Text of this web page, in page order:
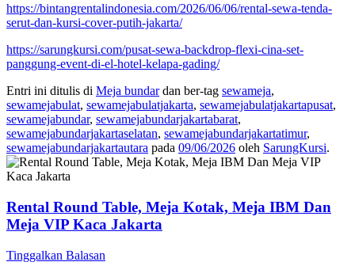
https://bintangrentalindonesia.com/2026/06/06/rental-sewa-tenda-
serut-dan-kursi-cover-putih-jakarta/
https://sarungkursi.com/pusat-sewa-backdrop-flexi-cina-set-
panggung-event-di-el-hotel-kelapa-gading/
Entri ini ditulis di Meja bundardan ber-tag sewameja,
sewamejabulat, sewamejabulatjakarta, sewamejabulatjakartapusat,
sewamejabundar, sewamejabundarjakartabarat,
sewamejabundarjakartaselatan, sewamejabundarjakartatimur,
sewamejabundarjakartautara pada 09/06/2026 oleh SarungKursi.
Rental Round Table, Meja Kotak, Meja IBM Dan
Meja VIP Kaca Jakarta
Tinggalkan Balasan